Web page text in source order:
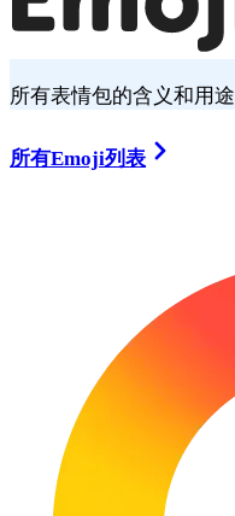
所有表情包的含义和用途
所有Emoji列表